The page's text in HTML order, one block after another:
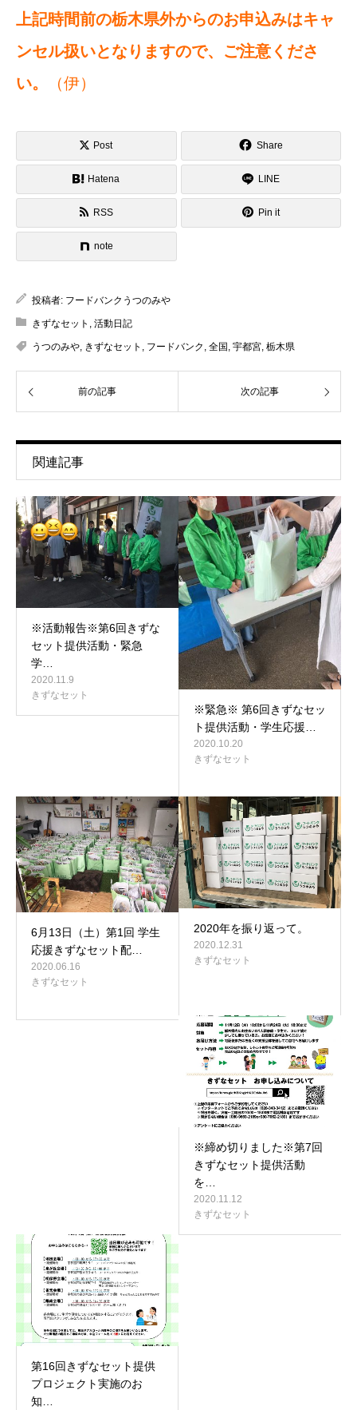
上記時間前の栃木県外からのお申込みはキャ
ンセル扱いとなりますので、ご注意くださ
い。
（伊）
Post Share
Hatena LINE
RSS Pin it
note
投稿者: フードバンクうつのみや
きずなセット 活動日記
うつのみや きずなセット フードバンク 全国 宇都宮 栃木県
前の記事 次の記事
関連記事
※活動報告※第6回きずな
セット提供活動・緊急
学…
2020.11.9
きずなセット
※緊急※ 第6回きずなセッ
ト提供活動・学生応援…
2020.10.20
きずなセット
6月13日（土）第1回 学生
応援きずなセット配…
2020.06.16
きずなセット
2020年を振り返って。
2020.12.31
きずなセット
※締め切りました※第7回
きずなセット提供活動
を…
2020.11.12
きずなセット
第16回きずなセット提供
プロジェクト実施のお
知…